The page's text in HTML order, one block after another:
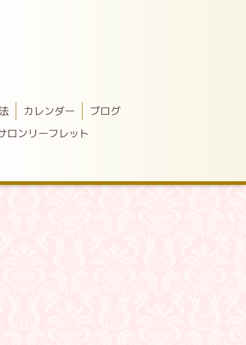
カレンダー
ブログ
ロンリーフレット